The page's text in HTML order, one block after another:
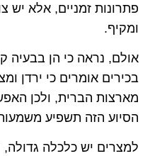
פתרונות זמניים, אלא יש
ומקיף.
אולם, נראה כי הן בבעיה
בכירים אומרים כי ירדן
מארצות הברית, ולכן
הסיוע הזה תשפיע
למצרים יש כלכלה גדולה,